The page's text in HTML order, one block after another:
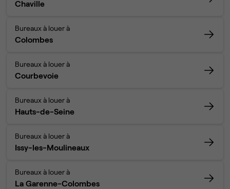
Chaville
Bureaux à louer à
Colombes
Bureaux à louer à
Courbevoie
Bureaux à louer à
Hauts-de-Seine
Bureaux à louer à
Issy-les-Moulineaux
Bureaux à louer à
La Garenne-Colombes